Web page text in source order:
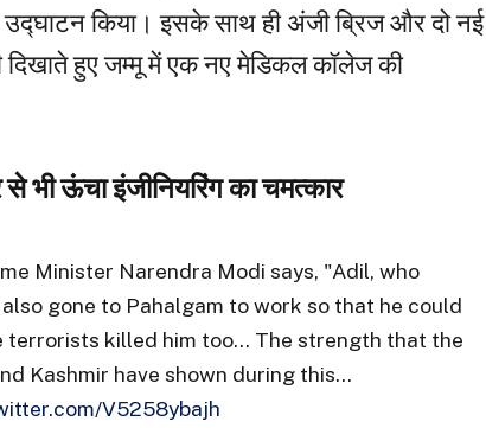
किया। इसके साथ ही अंजी ब्रिज और दो नई
दिखाते हुए जम्मू में एक नए मेडिकल कॉलेज की
भी ऊंचा इंजीनियरिंग का चमत्कार
Minister Narendra Modi says, "Adil, who
gone to Pahalgam to work so that he could
terrorists killed him too… The strength that the
Kashmir have shown during this…
V5258ybajh